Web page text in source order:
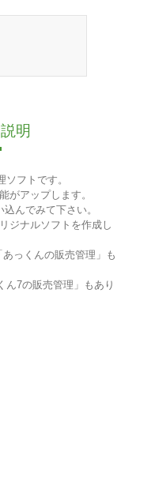
明
フトです。
がアップします。
んでみて下さい。
ジナルソフトを作成し
っくんの販売管理」も
ん7の販売管理」もあり